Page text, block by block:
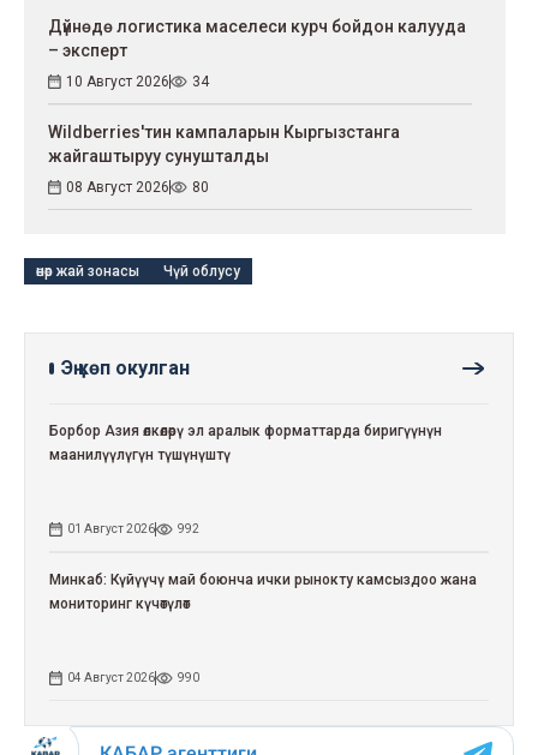
Дүйнөдө логистика маселеси курч бойдон калууда
– эксперт
10 Август 2026 34
Wildberries'тин кампаларын Кыргызстанга
жайгаштыруу сунушталды
08 Август 2026 80
өнөр жай зонасы Чүй облусу
Эң көп окулган
Борбор Азия өлкөлөрү эл аралык форматтарда биригүүнүн
маанилүүлүгүн түшүнүштү
01 Август 2026 992
Минкаб: Күйүүчү май боюнча ички рынокту камсыздоо жана
мониторинг күчөтүлөт
04 Август 2026 990